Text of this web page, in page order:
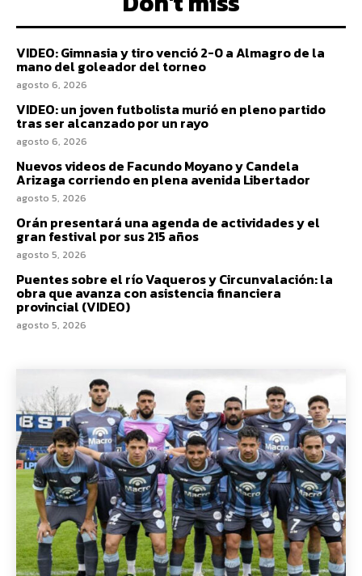
VIDEO: Gimnasia y tiro venció 2-0 a Almagro de la
mano del goleador del torneo
agosto 6, 2026
VIDEO: un joven futbolista murió en pleno partido
tras ser alcanzado por un rayo
agosto 6, 2026
Nuevos videos de Facundo Moyano y Candela
Arizaga corriendo en plena avenida Libertador
agosto 5, 2026
Orán presentará una agenda de actividades y el
gran festival por sus 215 años
agosto 5, 2026
Puentes sobre el río Vaqueros y Circunvalación: la
obra que avanza con asistencia financiera
provincial (VIDEO)
agosto 5, 2026